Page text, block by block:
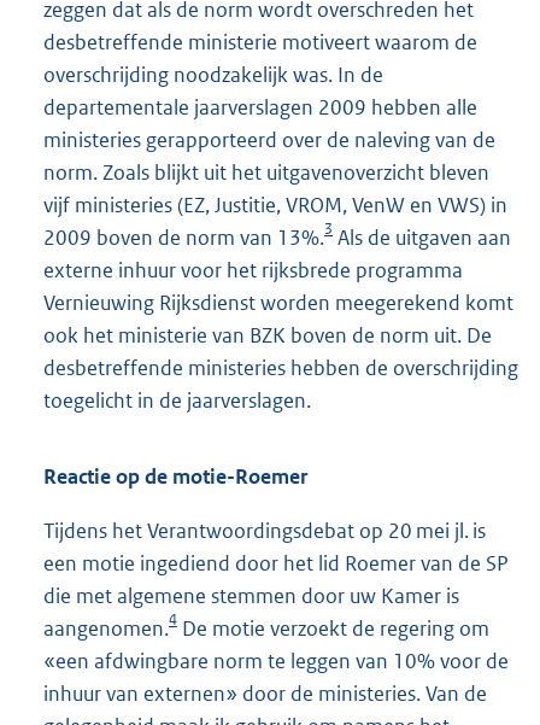
zeggen dat als de norm wordt overschreden het
desbetreffende ministerie motiveert waarom de
overschrijding noodzakelijk was. In de
departementale jaarverslagen 2009 hebben alle
ministeries gerapporteerd over de naleving van de
norm. Zoals blijkt uit het uitgavenoverzicht bleven
vijf ministeries (EZ, Justitie, VROM, VenW en VWS) in
2009 boven de norm van 13%.3 Als de uitgaven aan
externe inhuur voor het rijksbrede programma
Vernieuwing Rijksdienst worden meegerekend komt
ook het ministerie van BZK boven de norm uit. De
desbetreffende ministeries hebben de overschrijding
toegelicht in de jaarverslagen.
Reactie op de motie-Roemer
Tijdens het Verantwoordingsdebat op 20 mei jl. is
een motie ingediend door het lid Roemer van de SP
die met algemene stemmen door uw Kamer is
aangenomen.4 De motie verzoekt de regering om
«een afdwingbare norm te leggen van 10% voor de
inhuur van externen» door de ministeries. Van de